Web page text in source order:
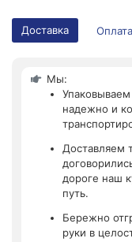
Доставка Оплата
Мы:
надежно и
Доставляем
дороге наш
путь.
Бережно
руки в